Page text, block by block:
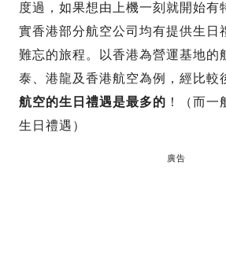
度過，如果想由上機一刻就開始有
實香港部分航空公司均有提供生日
難忘的旅程。以香港為營運基地的
泰、港龍及香港航空為例，經比較
航空的生日禮遇是最多的 ！（而
生日禮遇）
廣告